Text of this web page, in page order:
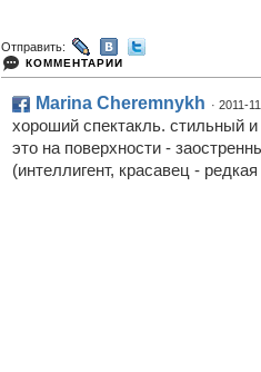
Отправить:
КОММЕНТАРИИ
Marina Cheremnykh · 2011-
хороший спектакль. стильный и
это на поверхности -
(интеллигент, красавец -